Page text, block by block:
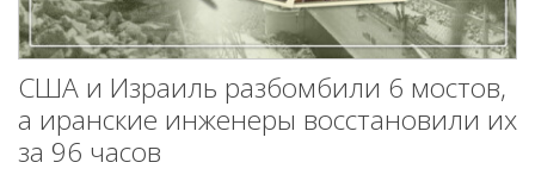
США и Израиль разбомбили 6 мостов,
а иранские инженеры восстановили их
за 96 часов